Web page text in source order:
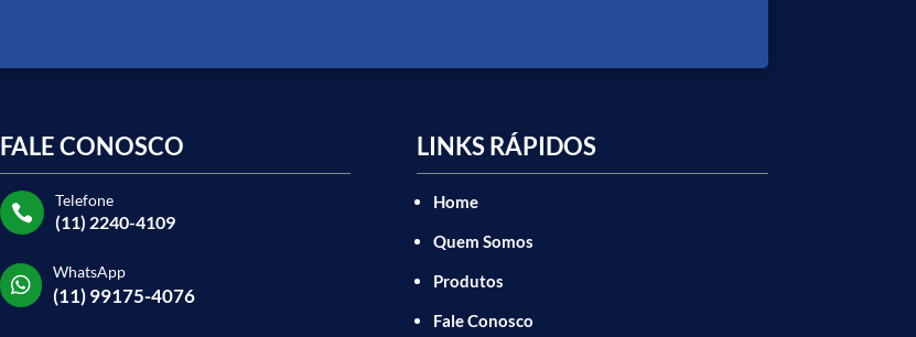
FALE CONOSCO

Telefone
(11) 2240-4109

WhatsApp
(11) 99175-4076
LINKS RÁPIDOS
Home
Quem Somos
Produtos
Fale Conosco